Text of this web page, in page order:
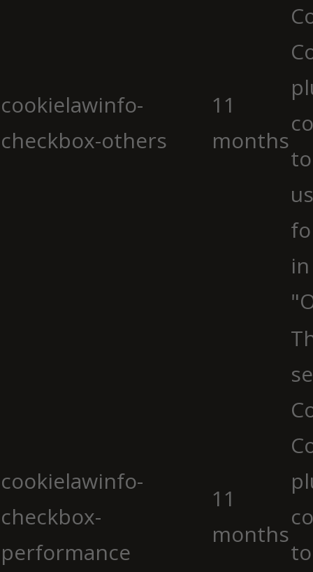
cookielawinfo-
checkbox-others
11
months
cookielawinfo-
checkbox-
performance
11
months